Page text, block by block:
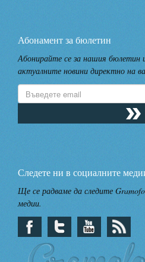
Абонамент за бюлетин
Абонирайте се за нашия бюлетин
актуалните новини директно на
Следете ни в социалните
Ще се радваме да следите
медии.